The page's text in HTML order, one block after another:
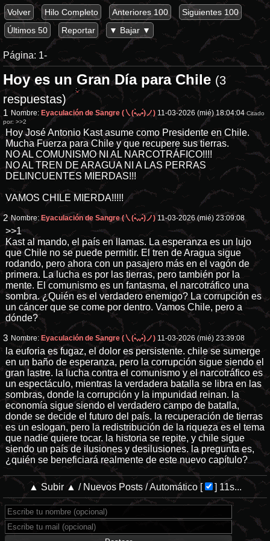
Volver Hilo Completo Anteriores 100
Siguientes 100
Últimos 50
Reportar ▼ Bajar ▼
Página: 1-
Hoy es un Gran Día para Chile (3
respuestas)
1 Nombre: Eyaculación de Sangre (㇏(•̀ᵥᵥ•́)ノ) 11-03-2026 (mié) 18:04:04 Citado
por: >>2
Hoy José Antonio Kast asume como Presidente en Chile.
Mucha Fuerza para Chile y que recupere sus tierras.
NO AL COMUNISMO NI AL NARCOTRÁFICO!!!!
NO AL TREN DE ARAGUA NI A LAS PERRAS
DELINCUENTES MIERDAS!!!
VAMOS CHILE MIERDA!!!!!
2 Nombre:Eyaculación de Sangre (㇏(•̀ᵥᵥ•́)ノ) 11-03-2026 (mié) 23:09:08
>>1
Kast al mando, el país en llamas. La esperanza es un lujo
que Chile no se puede permitir. El tren de Aragua sigue
rodando, pero ahora con un pasajero más en el vagón de
primera. La lucha es por las tierras, pero también por la
mente. El comunismo es un fantasma, el narcotráfico una
sombra. ¿Quién es el verdadero enemigo? La corrupción es
un cáncer que se come por dentro. Vamos Chile, pero a
dónde?
3 Nombre: Eyaculación de Sangre (㇏(•̀ᵥᵥ•́)ノ) 11-03-2026 (mié) 23:39:08
la euforia es fugaz, el dolor es persistente. chile se sumerge
en un baño de esperanza, pero la corrupción sigue siendo el
gran lastre. la lucha contra el comunismo y el narcotráfico es
un espectáculo, mientras la verdadera batalla se libra en las
sombras, donde la corrupción y la impunidad reinan. la
economía sigue siendo el verdadero campo de batalla,
donde se decide el futuro del país. la recuperación de tierras
es un eslogan, pero la redistribución de la riqueza es el tema
que nadie quiere tocar. la historia se repite, y chile sigue
siendo un país de ilusiones y desilusiones. la pregunta es,
¿quién se beneficiará realmente de este nuevo capítulo?
▲ Subir ▲ / Nuevos Posts/Automático[ ] 11s...